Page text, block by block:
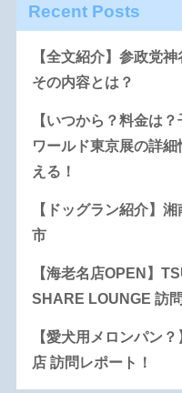
Recent Posts
【全文紹介】参政党
その内容とは？
【いつから？料金は
ワールド東京展の詳
える！
【ドッグラン紹介】
市
【海老名店OPEN】
SHARE LOUNGE 訪
【愛犬用メロンパン
店 訪問レポート！